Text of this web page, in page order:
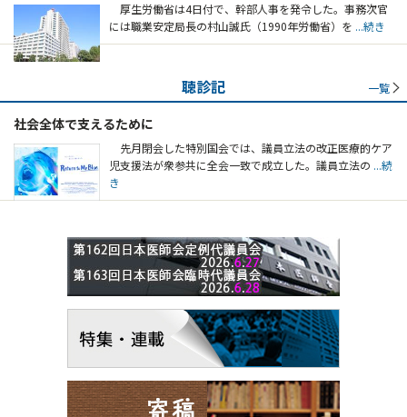
厚生労働省は4日付で、幹部人事を発令した。事務次官
には職業安定局長の村山誠氏（1990年労働省）を ...続き
聴診記 一覧
社会全体で支えるために
先月閉会した特別国会では、議員立法の改正医療的ケア
児支援法が衆参共に全会一致で成立した。議員立法の ...続
き